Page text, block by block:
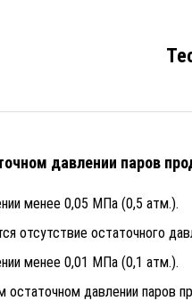
давлении паров
менее 0,05 МПа (0,5 атм.).
отсутствие остаточного
менее 0,01 МПа (0,1 атм.).
давлении паров